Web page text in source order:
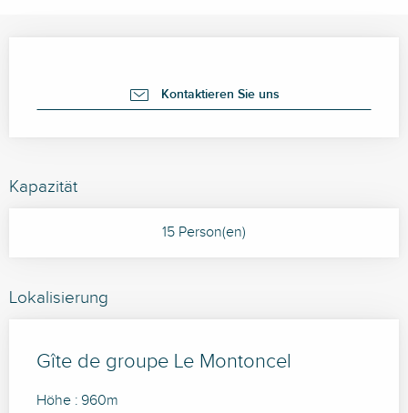
Kontaktieren Sie uns
Kapazität
15 Person(en)
Lokalisierung
Gîte de groupe Le Montoncel
Höhe : 960m